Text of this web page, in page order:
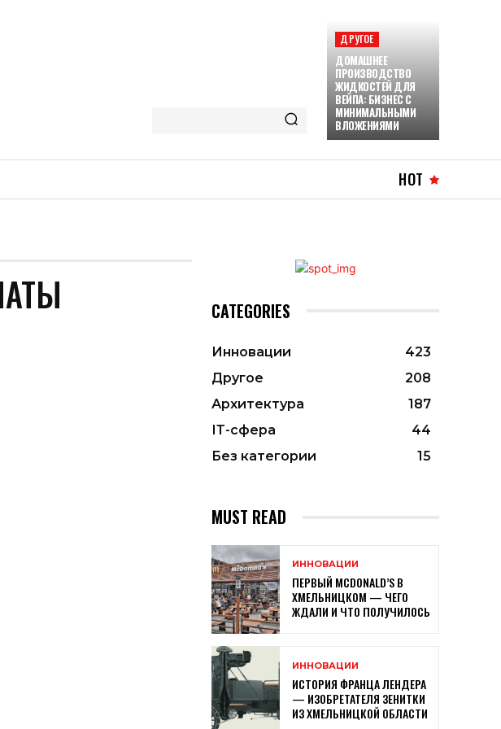
ДРУГОЕ
ДОМАШНЕЕ
ПРОИЗВОДСТВО
ЖИДКОСТЕЙ ДЛЯ
ВЕЙПА: БИЗНЕС С
МИНИМАЛЬНЫМИ
ВЛОЖЕНИЯМИ
HOT
CATEGORIES
Инновации
423
Другое
208
Архитектура
187
ІТ-сфера
44
Без категории
15
MUST READ
ИННОВАЦИИ
ПЕРВЫЙ MCDONALD’S В
ХМЕЛЬНИЦКОМ — ЧЕГО
ЖДАЛИ И ЧТО ПОЛУЧИЛОСЬ
ИННОВАЦИИ
ИСТОРИЯ ФРАНЦА ЛЕНДЕРА
— ИЗОБРЕТАТЕЛЯ ЗЕНИТКИ
ИЗ ХМЕЛЬНИЦКОЙ ОБЛАСТИ